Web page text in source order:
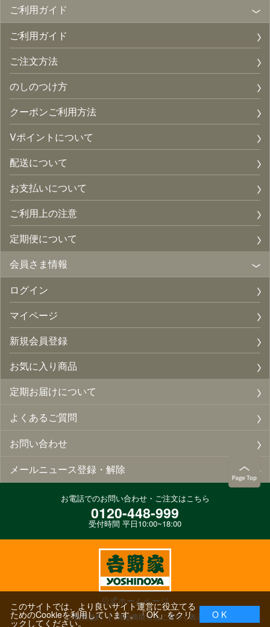
ご利用ガイド
ご利用ガイド
ご注文方法
のしのつけ方
クーポンご利用方法
Vポイントについて
配送について
お支払いについて
ご利用上の注意
定期便について
会員さま情報
ログイン
マイページ
新規会員登録
お気に入り商品
定期お届けについて
よくあるご質問
お問い合わせ
メールニュース登録・解除
お電話でのお問い合わせ・ご注文はこちら
0120-448-999
受付時間 平日10:00~18:00
公式ホームページ
ご利用規約 特定商取引法に基づく表示
このサイトでは、より良いサイト運営に役立てる
ためのCookieを利用しています。「OK」をクリ
ックしてください。
O K